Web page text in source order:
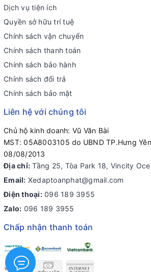
Dịch vụ tiện ích
Quyền sở hữu trí tuệ
Chính sách vận chuyển
Chính sách thanh toán
Chính sách bảo hành
Chính sách đổi trả
Chính sách bảo mật
Liên hệ với chúng tôi
Chủ hộ kinh doanh: Vũ Văn Bài
MST: 05A8003105 do UBND TP.Hưng
08/08/2013
Địa chỉ: Tầng 25, Tòa Park 18, Vincity
Email: Xedaptoanphat@gmail.com
Điện thoại: 096 189 3955
Zalo: 096 189 3955
Chấp nhận thanh toán